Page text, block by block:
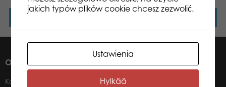
O NAS
Kontakt
jakich typów plików cookie chcesz zezwolić.
Ustawienia
Hylkää